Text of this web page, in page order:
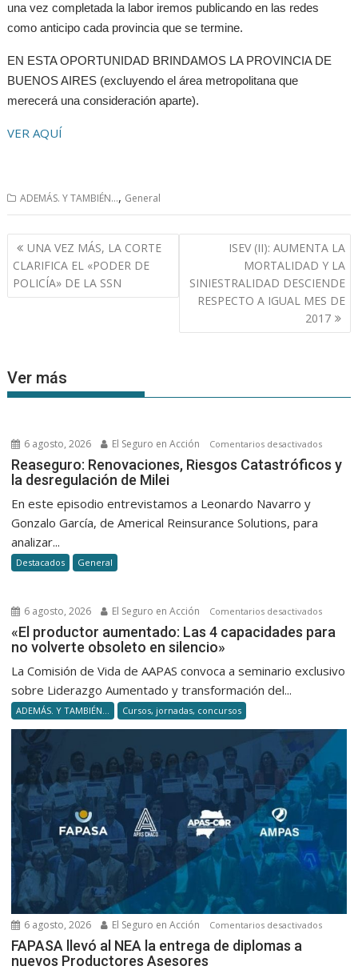
una vez completada la labor iremos publicando en las redes
como anticipo cada provincia que se termine.
EN ESTA OPORTUNIDAD BRINDAMOS LA PROVINCIA DE
BUENOS AIRES (excluyendo el área metropolitana que
merecerá una consideración aparte).
VER AQUÍ
ADEMÁS. Y TAMBIÉN..., General
Navegación
de
entradas
UNA VEZ MÁS, LA CORTE
CLARIFICA EL «PODER DE
POLICÍA» DE LA SSN
ISEV (II): AUMENTA LA
MORTALIDAD Y LA
SINIESTRALIDAD DESCIENDE
RESPECTO A IGUAL MES DE
2017
Ver más
6 agosto, 2026 El Seguro en Acción Comentarios desactivadosen
Reaseguro: Renovaciones, Riesgos Catastróficos y
la desregulación de Milei
En este episodio entrevistamos a Leonardo Navarro y
Gonzalo García, de Americal Reinsurance Solutions, para
analizar...
Destacados General
6 agosto, 2026 El Seguro en Acción Comentarios desactivadosen
«El
para
no
volverte
en
«El productor aumentado: Las 4 capacidades para
no volverte obsoleto en silencio»
La Comisión de Vida de AAPAS convoca a seminario exclusivo
sobre Liderazgo Aumentado y transformación del...
ADEMÁS. Y TAMBIÉN... Cursos, jornadas, concursos
6 agosto, 2026 El Seguro en Acción Comentarios desactivadosen
FAPASA llevó al NEA la entrega de diplomas a
nuevos Productores Asesores